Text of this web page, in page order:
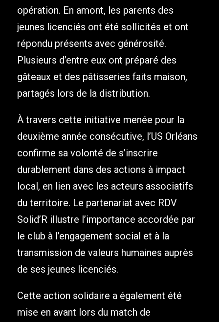
opération. En amont, les parents des
jeunes licenciés ont été sollicités et ont
répondu présents avec générosité.
Plusieurs d’entre eux ont préparé des
gâteaux et des pâtisseries faits maison,
partagés lors de la distribution.
À travers cette initiative menée pour la
deuxième année consécutive, l’US Orléans
confirme sa volonté de s’inscrire
durablement dans des actions à impact
local, en lien avec les acteurs associatifs
du territoire. Le partenariat avec RDV
Solid’R illustre l’importance accordée par
le club à l’engagement social et à la
transmission de valeurs humaines auprès
de ses jeunes licenciés.
Cette action solidaire a également été
mise en avant lors du match de